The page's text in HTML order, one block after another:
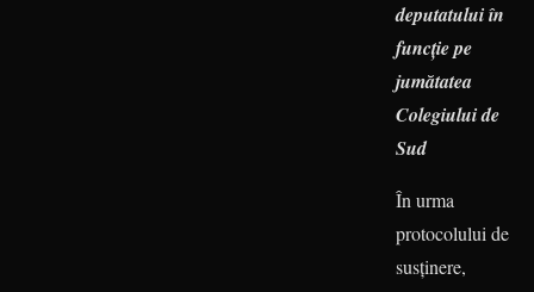
deputatului în
funcţie pe
jumătatea
Colegiului de
Sud
În urma
protocolului de
susți­nere,